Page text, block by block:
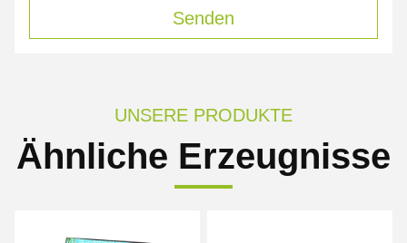
Senden
UNSERE PRODUKTE
Ähnliche Erzeugnisse